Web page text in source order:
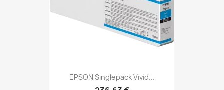
EPSON Singlepack Vivid...